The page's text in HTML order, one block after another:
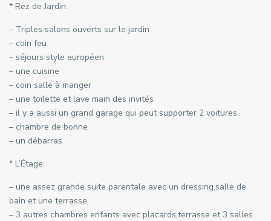
* Rez de Jardin:
– Triples salons ouverts sur le jardin
– coin feu
– séjours style européen
– une cuisine
– coin salle à manger
– une toilette et lave main des invités
– il y a aussi un grand garage qui peut supporter 2 voitures.
– chambre de bonne
– un débarras
* L’Étage:
– une assez grande suite parentale avec un dressing,salle de
bain et une terrasse
– 3 autres chambres enfants avec placards,terrasse et 3 salles